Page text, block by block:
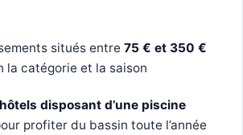
situés entre 75 € et 350 €
la catégorie et la saison
disposant d’une piscine
profiter du bassin toute l’année